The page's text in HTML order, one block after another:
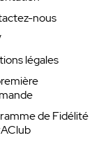
(SOMloq2)
de
nous
légales
de Fidélité